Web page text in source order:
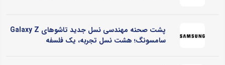
پشت صحنه مهندسی نسل جدید تاشوهای Galaxy Z
سامسونگ؛ هشت نسل تجربه، یک فلسفه